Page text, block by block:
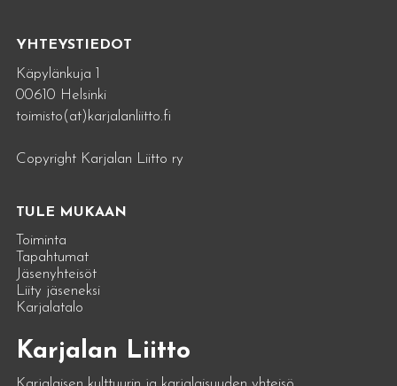
YHTEYSTIEDOT
Käpylänkuja 1
00610 Helsinki
toimisto(at)karjalanliitto.fi
Copyright Karjalan Liitto ry
TULE MUKAAN
Toiminta
Tapahtumat
Jäsenyhteisöt
Liity jäseneksi
Karjalatalo
Karjalan Liitto